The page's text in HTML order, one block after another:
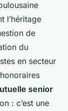
l’héritage
de
du
en secteur
senior
: c’est une